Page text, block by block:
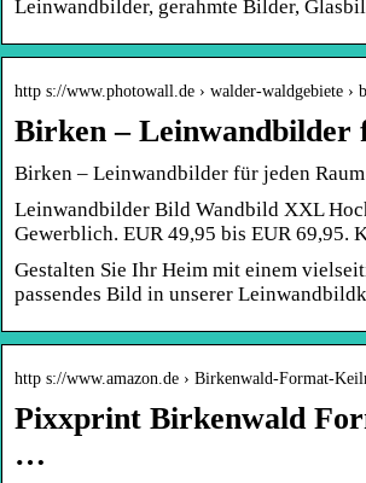
Leinwandbilder, gerahmte Bilder,
http s://www.photowall.de › walder-waldgebiete ›
Birken – Leinwandbilder
Birken – Leinwandbilder für jeden
Leinwandbilder Bild Wandbild XXL
Gewerblich. EUR 49,95 bis EUR 69,95.
Gestalten Sie Ihr Heim mit einem
passendes Bild in unserer
http s://www.amazon.de › Birkenwald-Format-
Pixxprint Birkenwald
…